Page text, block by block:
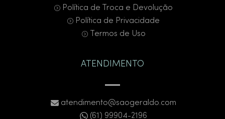
Política de Troca e Devolução
Política de Privacidade
Termos de Uso
ATENDIMENTO
atendimento@saogeraldo.com
(61) 99904-2196